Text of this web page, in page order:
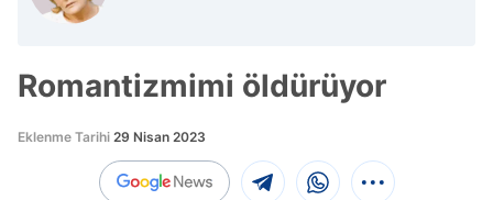
Romantizmimi öldürüyor
Eklenme Tarihi 29 Nisan 2023